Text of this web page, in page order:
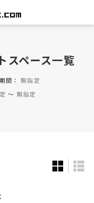
スペース一覧
間：無指定
〜 無指定